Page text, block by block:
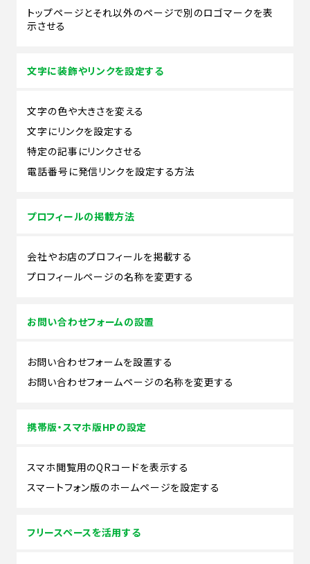
トップページとそれ以外のページで別のロゴマークを表
示させる
文字に装飾やリンクを設定する
文字の色や大きさを変える
文字にリンクを設定する
特定の記事にリンクさせる
電話番号に発信リンクを設定する方法
プロフィールの掲載方法
会社やお店のプロフィールを掲載する
プロフィールページの名称を変更する
お問い合わせフォームの設置
お問い合わせフォームを設置する
お問い合わせフォームページの名称を変更する
携帯版・スマホ版HPの設定
スマホ閲覧用のQRコードを表示する
スマートフォン版のホームページを設定する
フリースペースを活用する